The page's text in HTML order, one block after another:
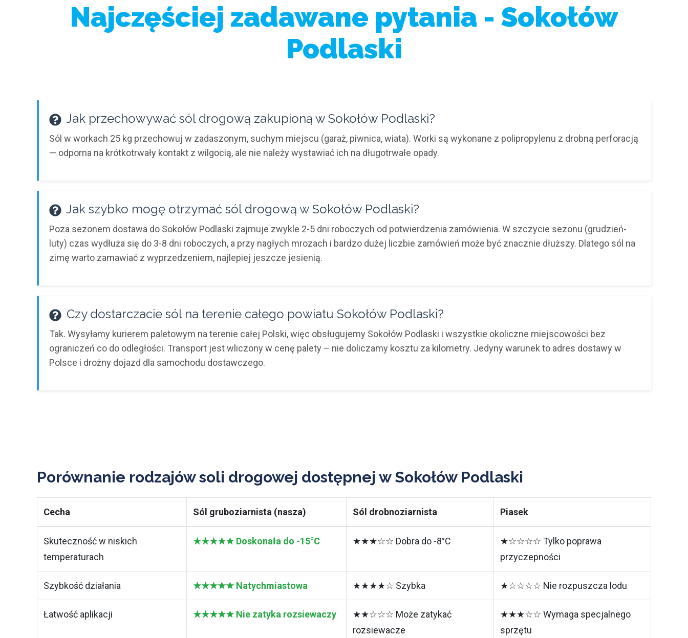
Najczęściej zadawane pytania - Sokołów
Podlaski
Jak przechowywać sól drogową zakupioną w Sokołów Podlaski?
Sól w workach 25 kg przechowuj w zadaszonym, suchym miejscu (garaż, piwnica, wiata). Worki są wykonane z polipropylenu z drobną perforacją
— odporna na krótkotrwały kontakt z wilgocią, ale nie należy wystawiać ich na długotrwałe opady.
Jak szybko mogę otrzymać sól drogową w Sokołów Podlaski?
Poza sezonem dostawa do Sokołów Podlaski zajmuje zwykle 2-5 dni roboczych od potwierdzenia zamówienia. W szczycie sezonu (grudzień-
luty) czas wydłuża się do 3-8 dni roboczych, a przy nagłych mrozach i bardzo dużej liczbie zamówień może być znacznie dłuższy. Dlatego sól na
zimę warto zamawiać z wyprzedzeniem, najlepiej jeszcze jesienią.
Czy dostarczacie sól na terenie całego powiatu Sokołów Podlaski?
Tak. Wysyłamy kurierem paletowym na terenie całej Polski, więc obsługujemy Sokołów Podlaski i wszystkie okoliczne miejscowości bez
ograniczeń co do odległości. Transport jest wliczony w cenę palety – nie doliczamy kosztu za kilometry. Jedyny warunek to adres dostawy w
Polsce i drożny dojazd dla samochodu dostawczego.
Porównanie rodzajów soli drogowej dostępnej w Sokołów Podlaski
Cecha Sól gruboziarnista (nasza) Sól drobnoziarnista Piasek
Skuteczność w niskich
temperaturach
★★★★★ Doskonała do -15°C ★★★☆☆ Dobra do -8°C
★☆☆☆☆ Tylko poprawa
przyczepności
Szybkość działania ★★★★★ Natychmiastowa ★★★★☆ Szybka ★☆☆☆☆ Nie rozpuszcza lodu
Łatwość aplikacji ★★★★★ Nie zatyka rozsiewaczy
★★☆☆☆ Może zatykać
rozsiewacze
★★★☆☆ Wymaga specjalnego
sprzętu